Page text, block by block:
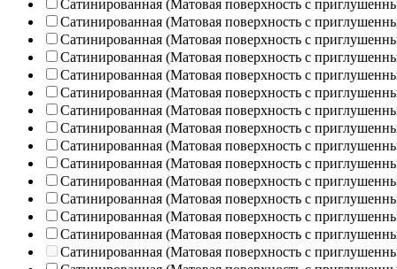
Сатинированная (Матовая поверхность с
Сатинированная (Матовая поверхность с
Сатинированная (Матовая поверхность с
Сатинированная (Матовая поверхность с
Сатинированная (Матовая поверхность с
Сатинированная (Матовая поверхность с
Сатинированная (Матовая поверхность с
Сатинированная (Матовая поверхность с
Сатинированная (Матовая поверхность с
Сатинированная (Матовая поверхность с
Сатинированная (Матовая поверхность с
Сатинированная (Матовая поверхность с
Сатинированная (Матовая поверхность с
Сатинированная (Матовая поверхность с
Сатинированная (Матовая поверхность с